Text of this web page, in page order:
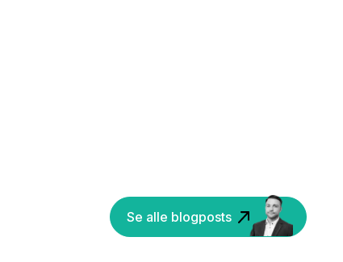
Se alle blogposts